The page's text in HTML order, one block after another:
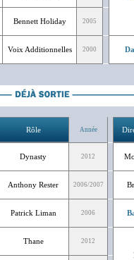
Bennett Holiday 2005
Voix Additionnelles 2000
Rôle Année
Dynasty 2012
Anthony Rester 2006/2007
Patrick Liman 2006
Thane 2012